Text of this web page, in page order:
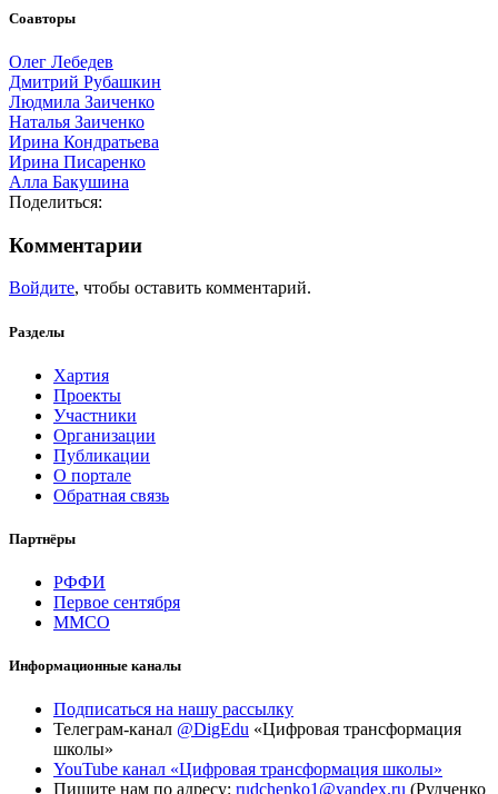
Соавторы
Олег Лебедев
Дмитрий Рубашкин
Людмила Заиченко
Наталья Заиченко
Ирина Кондратьева
Ирина Писаренко
Алла Бакушина
Поделиться:
Комментарии
Войдите, чтобы оставить комментарий.
Разделы
Хартия
Проекты
Участники
Организации
Публикации
О портале
Обратная связь
Партнёры
РФФИ
Первое сентября
ММСО
Информационные каналы
Подписаться на нашу рассылку
Телеграм-канал @DigEdu «Цифровая трансформация
школы»
YouTube канал «Цифровая трансформация школы»
Пишите нам по адресу: rudchenko1@yandex.ru (Рудченко